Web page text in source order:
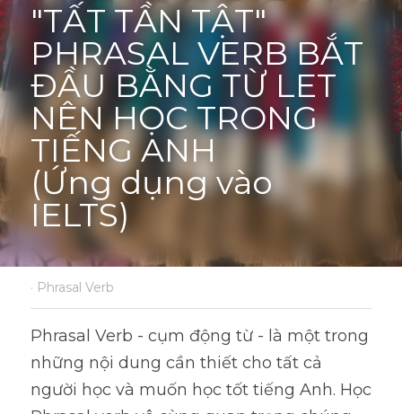
"TẤT TẦN TẬT"
PHRASAL VERB BẮT
ĐẦU BẰNG TỪ LET
NÊN HỌC TRONG
TIẾNG ANH
(Ứng dụng vào
IELTS)
· Phrasal Verb
Phrasal Verb - cụm động từ - là một trong
những nội dung cần thiết cho tất cả
người học và muốn học tốt tiếng Anh. Học